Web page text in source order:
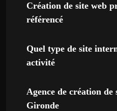
Création de site web
référencé
Quel type de site
activité
Agence de création
Gironde